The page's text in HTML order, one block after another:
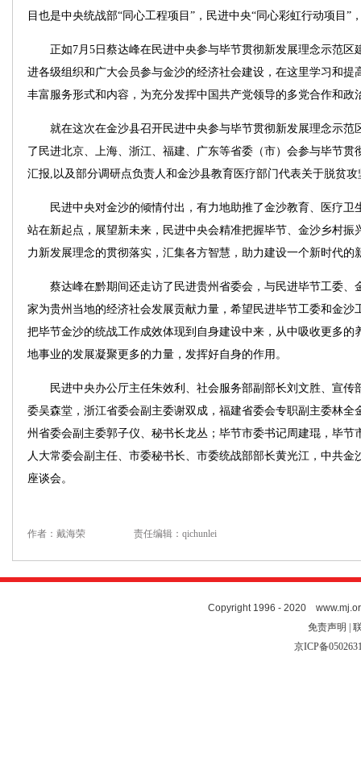
目也是中央统战部“同心工程项目”，民进中央“同心彩虹行动项目”
正如7月5日蔡达峰在民进中央参与毕节贯彻新发展理念示范区
进各级组织和广大会员参与金沙的经济社会建设，在这里学习和提
丰富服务形式和内容，为充分发挥中国共产党领导的多党合作和政
就在这次在金沙县召开民进中央参与毕节贯彻新发展理念示范
了民进北京、上海、浙江、福建、广东等省委（市）会参与毕节贯
汇报,以及部分调研点负责人和金沙县教育医疗部门代表关于脱贫
民进中央对金沙的倾情付出，有力地助推了金沙教育、医疗卫
站在新起点，展望新未来，民进中央会精准把握毕节、金沙乡村振
力新发展理念的贯彻落实，汇集各方智慧，助力建设一个新时代的
蔡达峰在黔期间还走访了民进贵州省委会，与民进毕节工委、
家为贵州当地的经济社会发展贡献力量，希望民进毕节工委和金沙
把毕节金沙的统战工作成效体现到自身建设中来，从中吸收更多的
地事业的发展凝聚更多的力量，发挥好自身的作用。
民进中央办公厅主任朱效利、社会服务部副部长刘文胜、宣传
委吴森堂，浙江省委会副主委谢双成，福建省委会专职副主委林全
州省委会副主委郭子仪、秘书长龙丛；毕节市委书记周建琨，毕节
人大常委会副主任、市委秘书长、市委统战部部长黄光江，中共金
座谈会。
作者：戴海荣 责任编辑：qichunlei
Copyright 1996 - 2020
免责声明 |
京ICP备